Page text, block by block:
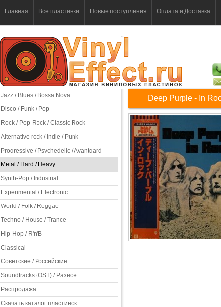
Главная Все пластинки Новые поступления Оплата и Доставка
Jazz / Blues / Bossa Nova
Disco / Funk / Pop
Rock / Pop-Rock / Classic Rock
Alternative rock / Indie / Punk
Progressive / Psychedelic / Avantgard
Metal / Hard / Heavy
Synth-Pop / Industrial
Experimental / Electronic
World / Folk / Reggae
Techno / House / Trance
Hip-Hop / R'n'B
Classical
Советские / Российские
Soundtracks (OST) / Разное
Распродажа
Скачать каталог пластинок
Deep Purple - In